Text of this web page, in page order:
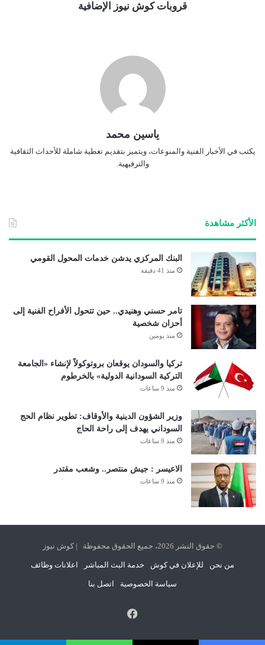
قروبات كوش نيوز الإضافية
ياسين محمد
يكتب في الأخبار الفنية والمنوعات، ويتميز بتقديم تغطية شاملة للأحداث الثقافية
والترفيهية.
الأكثر مشاهدة
البنك المركزي يدشن خدمات المحول القومي
منذ 41 دقيقة
تامر حسني وهنيدي.. حين تتحول الأفراح الفنية إلى
أحزان شخصية
منذ يومين
تركيا والسودان يوقعان بروتوكولاً لإنشاء «الجامعة
التركية السودانية الدولية» بالخرطوم
منذ 9 ساعات
وزير الشؤون الدينية والأوقاف: تطوير نظام الحج
السوداني يهدف إلى راحة الحاج
منذ 9 ساعات
الاعيسر : جيش منتصر.. وشعب مقتدر
منذ 9 ساعات
© حقوق النشر 2026، جميع الحقوق محفوظة | كوش نيوز
من نحن للإعلان في كوش خدمة البث المباشر اعلانات وظائف
سياسة الخصوصية اتصل بنا